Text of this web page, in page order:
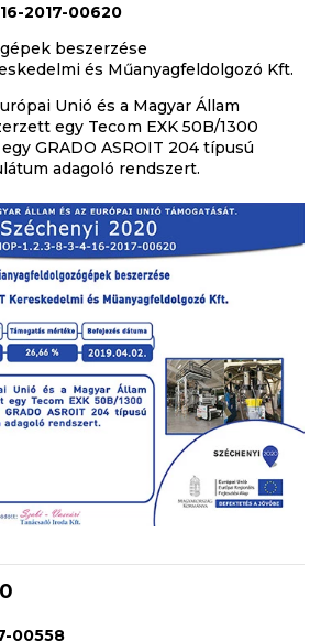
2017-00620
beszerzése
és Műanyagfeldolgozó Kft.
Unió és a Magyar Állam
egy Tecom EXK 50B/1300
GRADO ASROIT 204 típusú
adagoló rendszert.
00558